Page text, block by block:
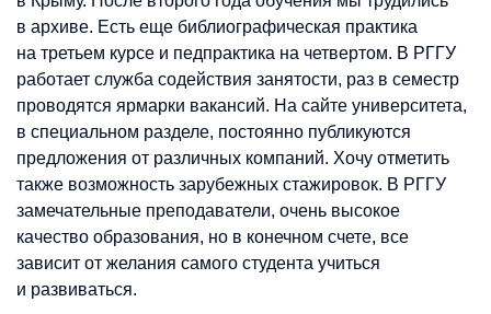
в архиве. Есть еще библиографическая практика
на третьем курсе и педпрактика на четвертом. В РГГУ
работает служба содействия занятости, раз в семестр
проводятся ярмарки вакансий. На сайте университета,
в специальном разделе, постоянно публикуются
предложения от различных компаний. Хочу отметить
также возможность зарубежных стажировок. В РГГУ
замечательные преподаватели, очень высокое
качество образования, но в конечном счете, все
зависит от желания самого студента учиться
и развиваться.